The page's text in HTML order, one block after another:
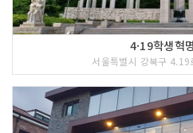
4·19학생혁
서울특별시 강북구